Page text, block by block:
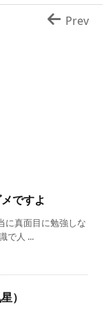
Prev
ですよ
に真面目に勉強しな
で人 ...
）